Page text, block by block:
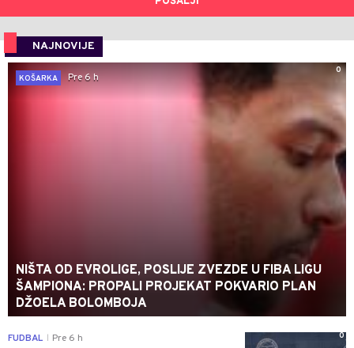
NAJNOVIJE
0
KOŠARKA
Pre 6 h
NIŠTA OD EVROLIGE, POSLIJE ZVEZDE U FIBA LIGU
ŠAMPIONA: PROPALI PROJEKAT POKVARIO PLAN
DŽOELA BOLOMBOJA
0
FUDBAL Pre 6 h